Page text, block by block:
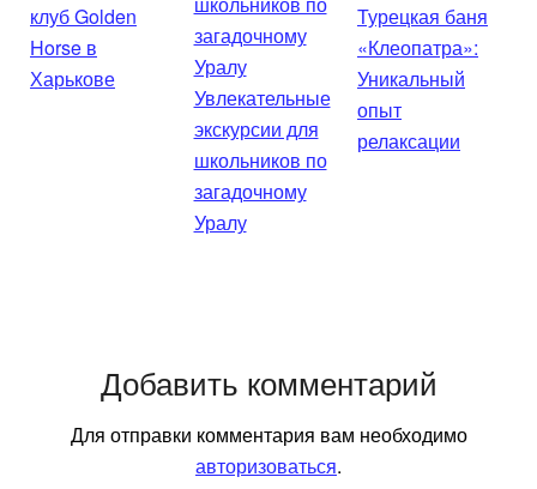
клуб Golden
Horse в
Харькове
Увлекательные
экскурсии для
школьников по
загадочному
Уралу
Турецкая баня
«Клеопатра»:
Уникальный
опыт
релаксации
Добавить комментарий
Для отправки комментария вам необходимо
авторизоваться.